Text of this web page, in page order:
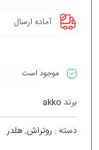
آماده ارسال
موجود است
برند akko
دسته : روتراش,هلدر